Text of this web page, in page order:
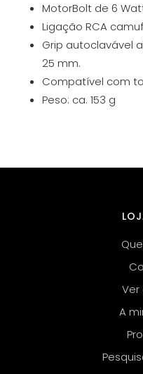
MotorBolt de 6
Ligação RCA
Grip autoclavável
25 mm.
Compatível com
Peso: ca. 153 g
Ver
A